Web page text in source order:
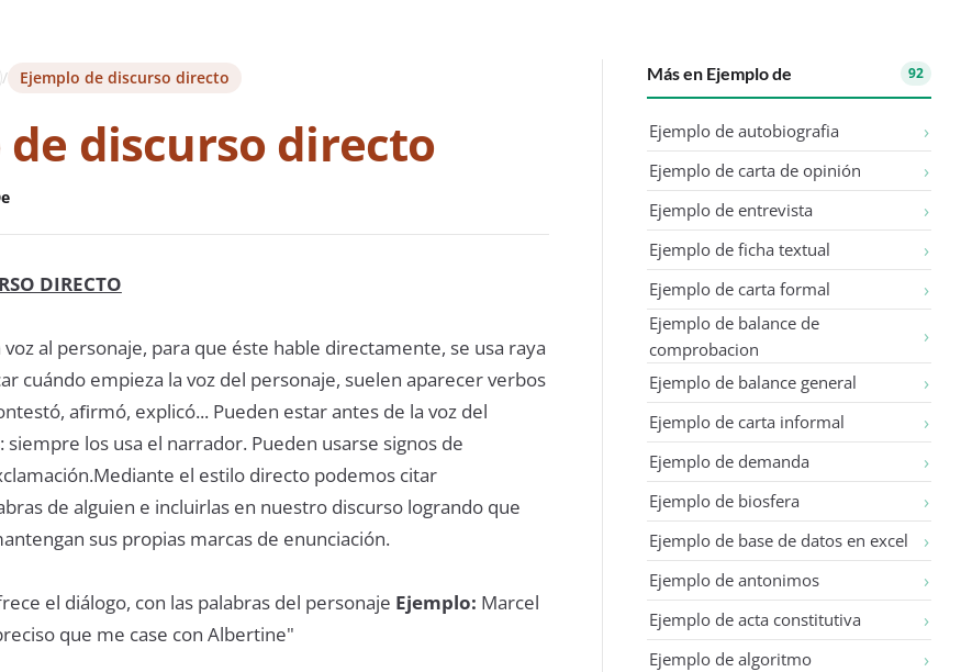
/ Ejemplo de discurso directo
de discurso directo
DIRECTO
al personaje, para que éste hable directamente, se usa raya
cuándo empieza la voz del personaje, suelen aparecer verbos
aﬁrmó, explicó... Pueden estar antes de la voz del
siempre los usa el narrador. Pueden usarse signos de
el estilo directo podemos citar
de alguien e incluirlas en nuestro discurso logrando que
sus propias marcas de enunciación.
el diálogo, con las palabras del personaje Ejemplo: Marcel
que me case con Albertine"
Más en Ejemplo de 92
Ejemplo de autobiografia
Ejemplo de carta de opinión
Ejemplo de entrevista
Ejemplo de ficha textual
Ejemplo de carta formal
Ejemplo de balance de
comprobacion
Ejemplo de balance general
Ejemplo de carta informal
Ejemplo de demanda
Ejemplo de biosfera
Ejemplo de base de datos en excel
Ejemplo de antonimos
Ejemplo de acta constitutiva
Ejemplo de algoritmo